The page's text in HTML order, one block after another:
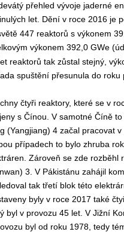
přehled vývoje jaderné
let. Dění v roce 2016 je
447 reaktorů s výkonem
výkonem 392,0 GWe
reaktorů tak zůstal stejný,
spuštění přesunula do roku
čtyři reaktory, které se v
s Čínou. V samotné Číně
(Yangjiang) 4 začal pracovat
případech to bylo zhruba
Zároveň se zde rozběhl
3. V Pákistánu zahájil
tak třetí blok této
byly v roce 2017 také
byl v provozu 45 let. V Jižní
byl od roku 1978, tedy